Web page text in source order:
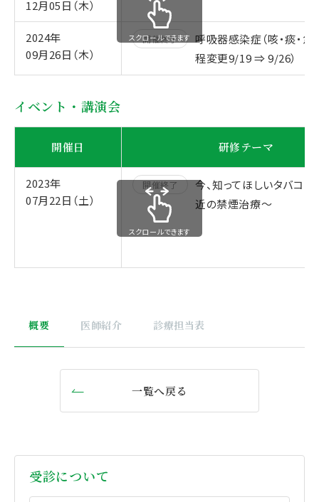
12月05日（木）
2024年
09月26日（木）
開催終了
呼吸器感染症（咳・痰・急
程変更9/19 ⇒ 9/26）
スクロールできます
イベント・講演会
開催日 研修テーマ
2023年
07月22日（土）
開催終了
今、知ってほしいタバコ
近の禁煙治療～
スクロールできます
概要 医師紹介 診療担当表
一覧へ戻る
受診について